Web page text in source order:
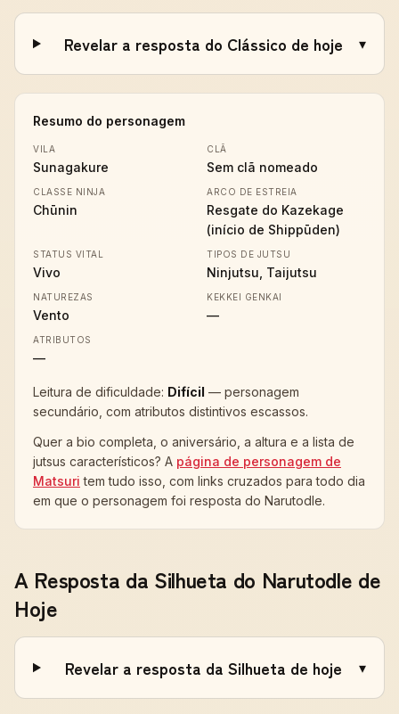
Revelar a resposta do Clássico de hoje ▾
Resumo do personagem
VILA
Sunagakure
CLÃ
Sem clã nomeado
CLASSE NINJA
Chūnin
ARCO DE ESTREIA
Resgate do Kazekage
(início de Shippūden)
STATUS VITAL
Vivo
TIPOS DE JUTSU
Ninjutsu, Taijutsu
NATUREZAS
Vento
KEKKEI GENKAI
—
ATRIBUTOS
—
Leitura de dificuldade: Difícil — personagem
secundário, com atributos distintivos escassos.
Quer a bio completa, o aniversário, a altura e a lista de
jutsus característicos? A página de personagem de
Matsuri tem tudo isso, com links cruzados para todo dia
em que o personagem foi resposta do Narutodle.
A Resposta da Silhueta do Narutodle de
Hoje
Revelar a resposta da Silhueta de hoje ▾